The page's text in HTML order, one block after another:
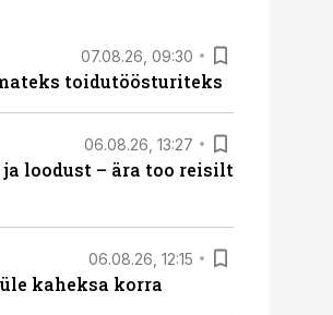
07.08.26, 09:30
toidutöösturiteks
06.08.26, 13:27
loodust – ära too reisilt
06.08.26, 12:15
kaheksa korra